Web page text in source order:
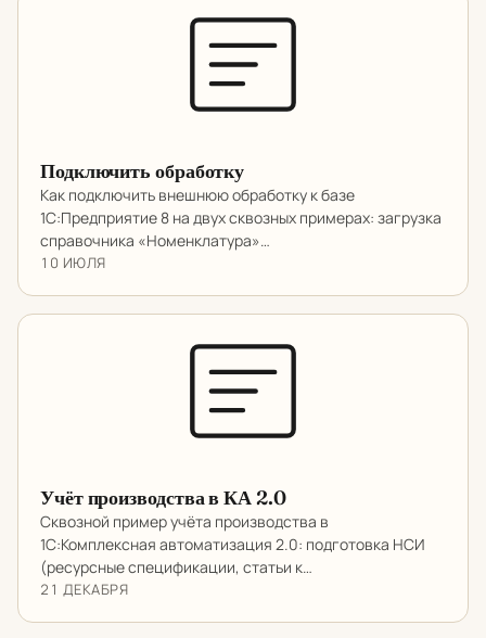
Подключить обработку
Как подключить внешнюю обработку к базе
1С:Предприятие 8 на двух сквозных примерах: загрузка
справочника «Номенклатура»…
10 ИЮЛЯ
Учёт производства в КА 2.0
Сквозной пример учёта производства в
1С:Комплексная автоматизация 2.0: подготовка НСИ
(ресурсные спецификации, статьи к…
21 ДЕКАБРЯ